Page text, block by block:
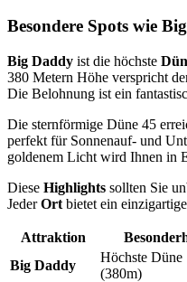
Besondere Spots wie
Big Daddy ist die höchste
380 Metern Höhe verspricht
Die Belohnung ist ein
Die sternförmige Düne 45
perfekt für Sonnenauf- und
goldenem Licht wird Ihnen in
Diese Highlights sollten Sie
JederOrt bietet ein
Attraktion
Big Daddy
Höchste Düne
(380m)